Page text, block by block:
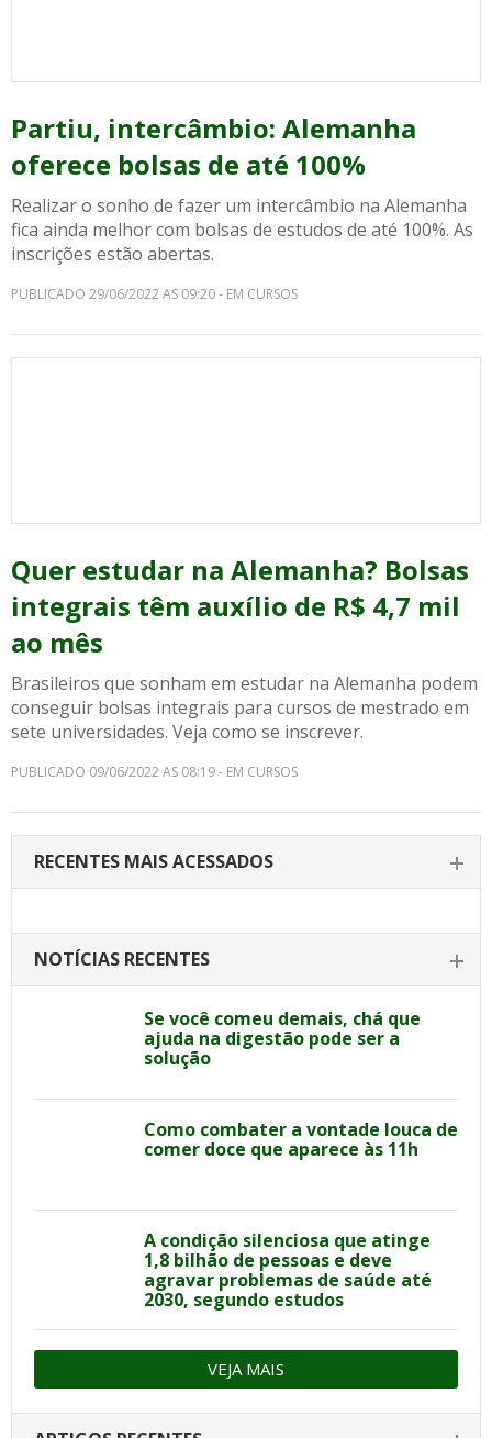
Partiu, intercâmbio: Alemanha
oferece bolsas de até 100%
Realizar o sonho de fazer um intercâmbio na Alemanha
fica ainda melhor com bolsas de estudos de até 100%. As
inscrições estão abertas.
PUBLICADO 29/06/2022 AS 09:20 - EM CURSOS
Quer estudar na Alemanha? Bolsas
integrais têm auxílio de R$ 4,7 mil
ao mês
Brasileiros que sonham em estudar na Alemanha podem
conseguir bolsas integrais para cursos de mestrado em
sete universidades. Veja como se inscrever.
PUBLICADO 09/06/2022 AS 08:19 - EM CURSOS
RECENTES MAIS ACESSADOS
NOTÍCIAS RECENTES
Se você comeu demais, chá que
ajuda na digestão pode ser a
solução
Como combater a vontade louca de
comer doce que aparece às 11h
A condição silenciosa que atinge
1,8 bilhão de pessoas e deve
agravar problemas de saúde até
2030, segundo estudos
VEJA MAIS